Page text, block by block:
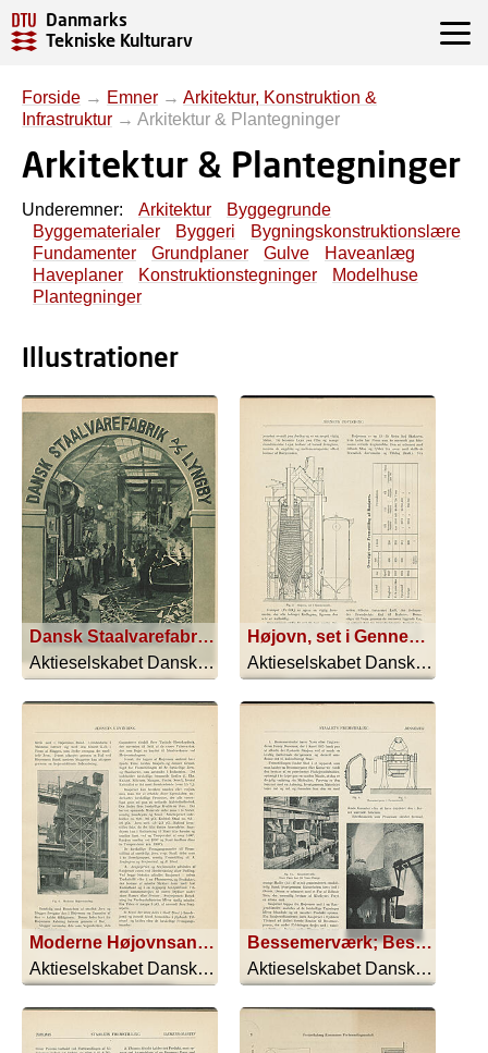
Danmarks
Tekniske Kulturarv
Forside → Emner → Arkitektur, Konstruktion &
Infrastruktur → Arkitektur & Plantegninger
Arkitektur & Plantegninger
Underemner: Arkitektur
Byggegrunde
Byggematerialer
Byggeri
Bygningskonstruktionslære
Fundamenter
Grundplaner Gulve
Haveanlæg
Haveplaner
Konstruktionstegninger
Modelhuse
Plantegninger
Illustrationer
Dansk Staalvarefabrik A/S Lyngby
Aktieselskabet Dansk Staalvarefabrik - 1917
Højovn, set i Gennemsnit.
Aktieselskabet Dansk Staalvarefabrik - 1917
Moderne Højovnsanlæg.
Aktieselskabet Dansk Staalvarefabrik - 1917
Bessemerværk; Bessemerpære i Gennemsnit.; Bessemerpære i Virksomhed
Aktieselskabet Dansk Staalvarefabrik - 1917